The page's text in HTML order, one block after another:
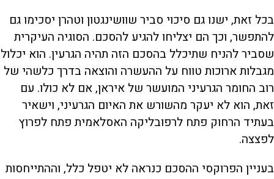
בכל זאת, ישנו גם סיכוי סביר שוושינגטון וטהרן יסכימו גם
להתפשר, וכך הם יצליחו להגיע להסכם. הסוגיה העיקרית
שסביר להניח שתיכלל בהסכם הזה תהיה הגרעין. הוא יכלול
מגבלות ארוכות טווח על ההעשרה והוצאה בדרך כלשהי של
רוב החומר הגרעיני המועשר של איראן, אם לא כולו. עם
זאת, הוא לא יעקר מהשורש את האיום הגרעיני, וישאיר
בעתיד הרחוק פתח לרפובליקה האסלאמית פתח לפרוץ
לפצצה.
בעניין הפרוקסי ההסכם כנראה לא יטפל כלל, וההתייחסות